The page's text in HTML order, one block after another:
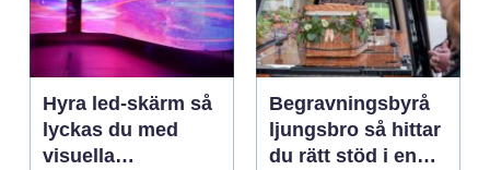
Hyra led-skärm så
lyckas du med
visuella
Begravningsbyrå
ljungsbro så hittar
du rätt stöd i en